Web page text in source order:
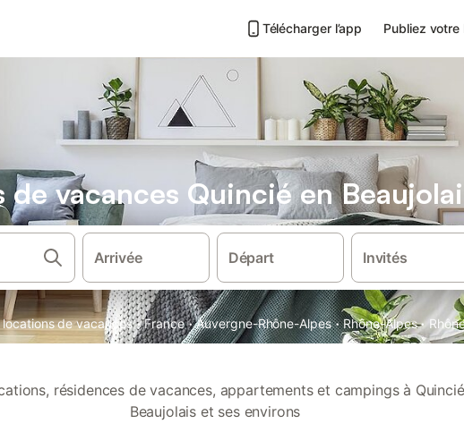
Télécharger l’app Publiez votre
vacances Quincié en
Arrivée Départ Invités
locations de vacances · France · Auvergne-Rhône-Alpes · Rhône-Alpes ·
résidences de vacances, appartements et campings à
Beaujolais et ses environs